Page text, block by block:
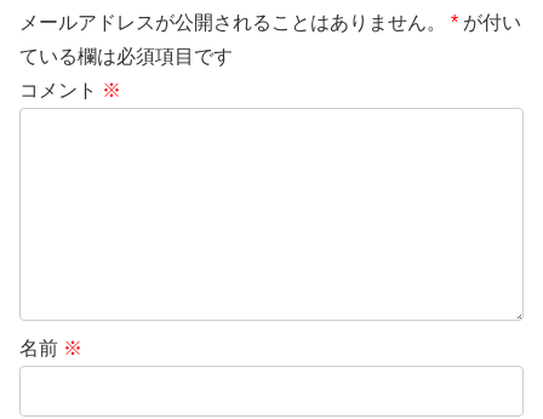
メールアドレスが公開されることはありません。 * が付い
ている欄は必須項目です
コメント ※
名前 ※